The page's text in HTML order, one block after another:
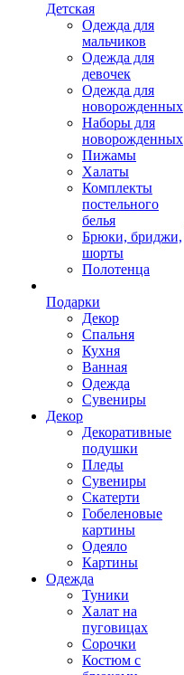
Детская
Одежда для
мальчиков
Одежда для
девочек
Одежда для
новорожденных
Наборы для
новорожденных
Пижамы
Халаты
Комплекты
постельного
белья
Брюки, бриджи,
шорты
Полотенца
Подарки
Декор
Спальня
Кухня
Ванная
Одежда
Сувениры
Декор
Декоративные
подушки
Пледы
Сувениры
Скатерти
Гобеленовые
картины
Одеяло
Картины
Одежда
Туники
Халат на
пуговицах
Сорочки
Костюм с